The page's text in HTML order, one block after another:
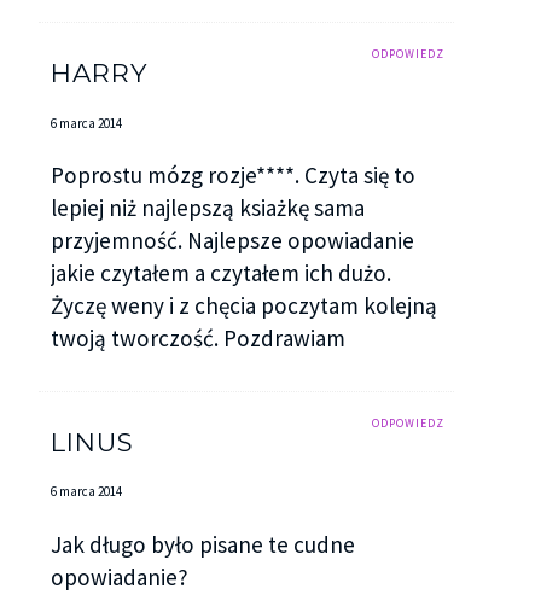
ODPOWIEDZ
HARRY
6 marca 2014
Poprostu mózg rozje****. Czyta się to
lepiej niż najlepszą ksiażkę sama
przyjemność. Najlepsze opowiadanie
jakie czytałem a czytałem ich dużo.
Życzę weny i z chęcia poczytam kolejną
twoją tworczość. Pozdrawiam
ODPOWIEDZ
LINUS
6 marca 2014
Jak długo było pisane te cudne
opowiadanie?